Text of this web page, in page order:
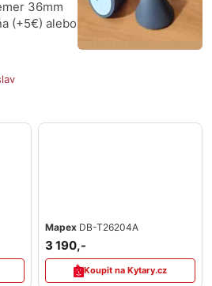
36mm
(+5€) alebo
Mapex DB-T26204A
3 190,-
Koupit na Kytary.cz